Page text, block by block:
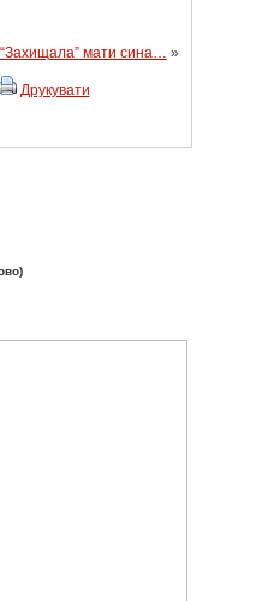
“Захищала” мати сина… »
Друкувати